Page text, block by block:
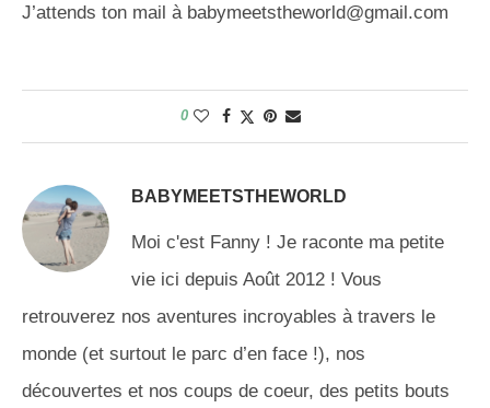
J’attends ton mail à babymeetstheworld@gmail.com
0
BABYMEETSTHEWORLD
Moi c'est Fanny ! Je raconte ma petite
vie ici depuis Août 2012 ! Vous
retrouverez nos aventures incroyables à travers le
monde (et surtout le parc d’en face !), nos
découvertes et nos coups de coeur, des petits bouts